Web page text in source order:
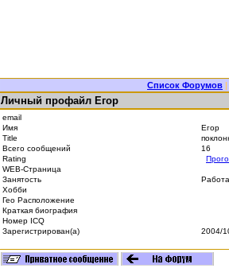
Список Форумов |
Личный профайл Егор
email
Имя
Егор
Title
Всего сообщений
16
Rating
WEB-Страница
Занятость
Работа
Хобби
Гео Расположение
Краткая биография
Номер ICQ
Зарегистрирован(а)
2004/